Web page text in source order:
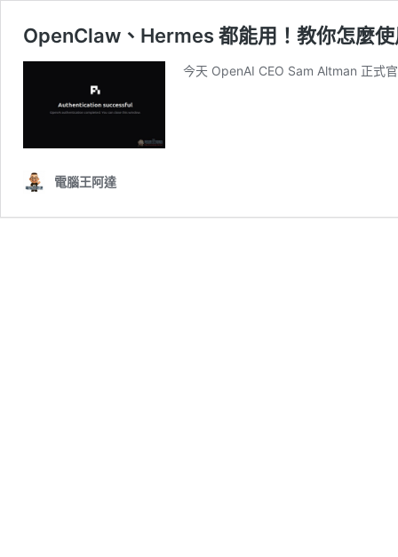
OpenClaw、Hermes 都能用！教你怎麼
今天 OpenAI CEO Sam Altman 正式
電腦王阿達